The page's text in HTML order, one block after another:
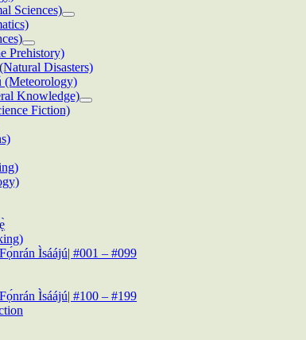
Sciences)
Prehistory)
Disasters)
(Meteorology)
Knowledge)
Fiction)
Ìsáájú| #001 – #099
Ìsáájú| #100 – #199